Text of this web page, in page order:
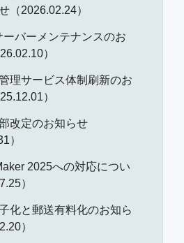
（2026.02.24）
ーバーメンテナンスのお
）
理サービス体制刷新のお
）
改定のお知らせ
）
2025への対応につい
）
化と郵送有料化のお知ら
）